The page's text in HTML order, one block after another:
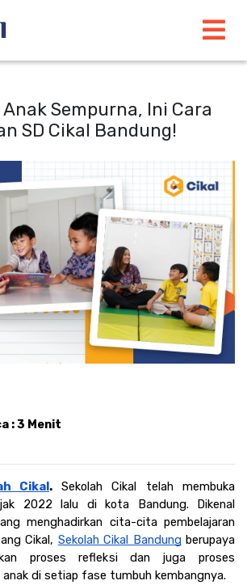
Sempurna, Ini Cara
SD Cikal Bandung!
: 3 Menit
Cikal. Sekolah Cikal telah membuka
2022 lalu di kota Bandung. Dikenal
menghadirkan cita-cita pembelajaran
Cikal, Sekolah Cikal Bandung berupaya
proses refleksi dan juga proses
di setiap fase tumbuh kembangnya.